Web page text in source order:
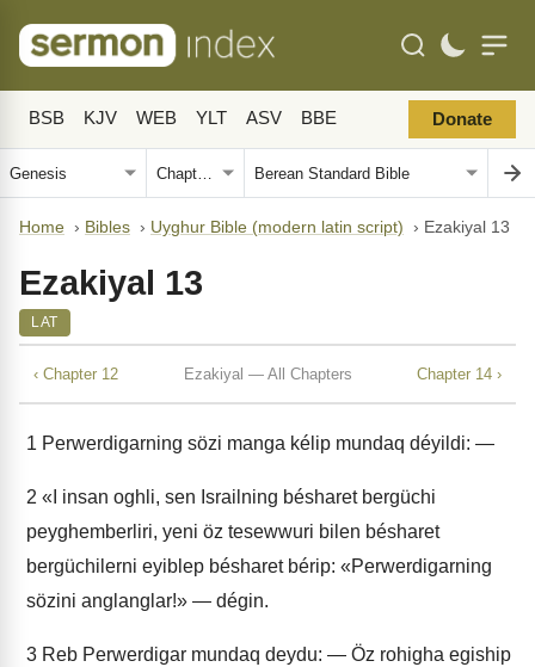
BSB KJV WEB YLT ASV BBE Donate
Home › Bibles › Uyghur Bible (modern latin script) › Ezakiyal 13
Ezakiyal 13
LAT
‹ Chapter 12 Ezakiyal — All Chapters Chapter 14 ›
1 Perwerdigarning sözi manga kélip mundaq déyildi: —
2 «I insan oghli, sen Israilning bésharet bergüchi
peyghemberliri, yeni öz tesewwuri bilen bésharet
bergüchilerni eyiblep bésharet bérip: «Perwerdigarning
sözini anglanglar!» — dégin.
3 Reb Perwerdigar mundaq deydu: — Öz rohigha egiship